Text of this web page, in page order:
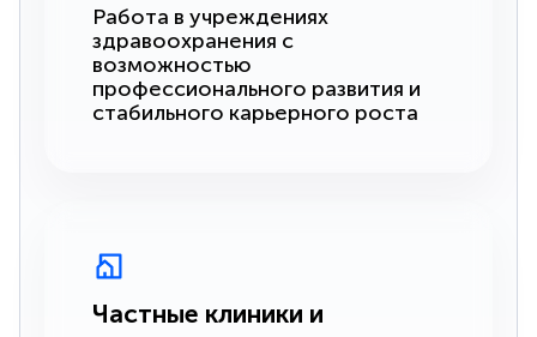
Работа в учреждениях
здравоохранения с
возможностью
профессионального развития и
стабильного карьерного роста
Частные клиники и